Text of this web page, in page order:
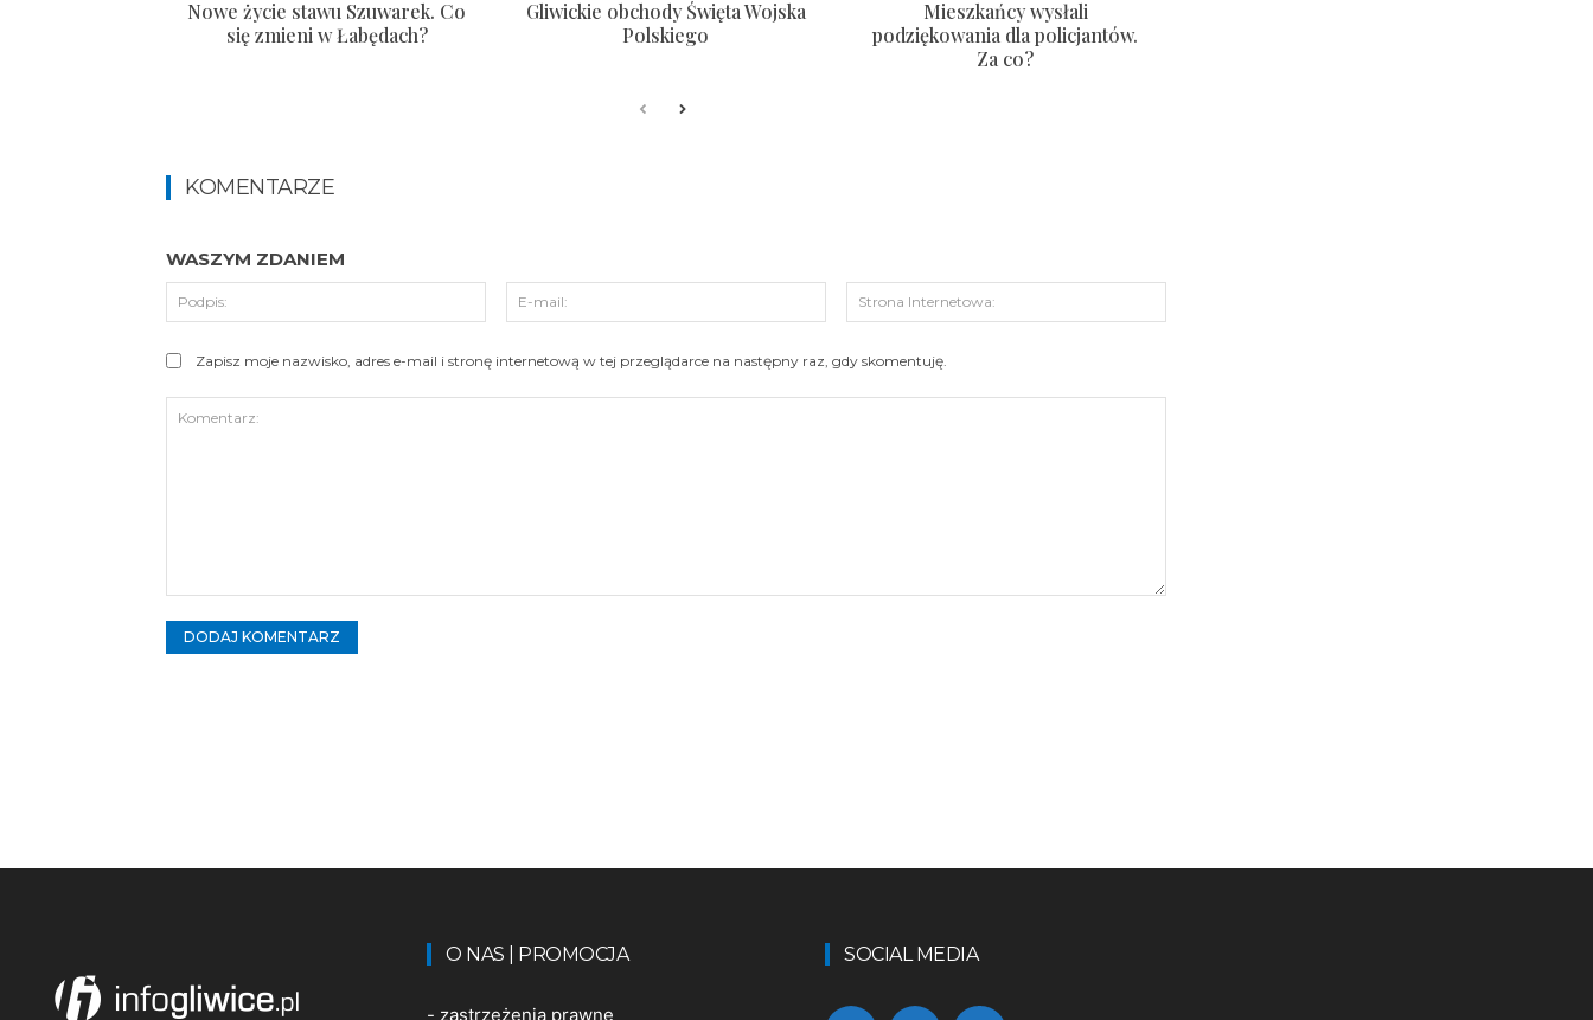
Nowe życie stawu Szuwarek. Co
się zmieni w Łabędach?
Gliwickie obchody Święta Wojska
Polskiego
Mieszkańcy wysłali
podziękowania dla policjantów.
Za co?
KOMENTARZE
WASZYM ZDANIEM
Podpis:
mail:
Internetowa:
Zapisz moje nazwisko, adres e-mail i stronę internetową w tej przeglądarce na następny raz, gdy skomentuję.
O NAS | PROMOCJA
- zastrzeżenia prawne
SOCIAL MEDIA